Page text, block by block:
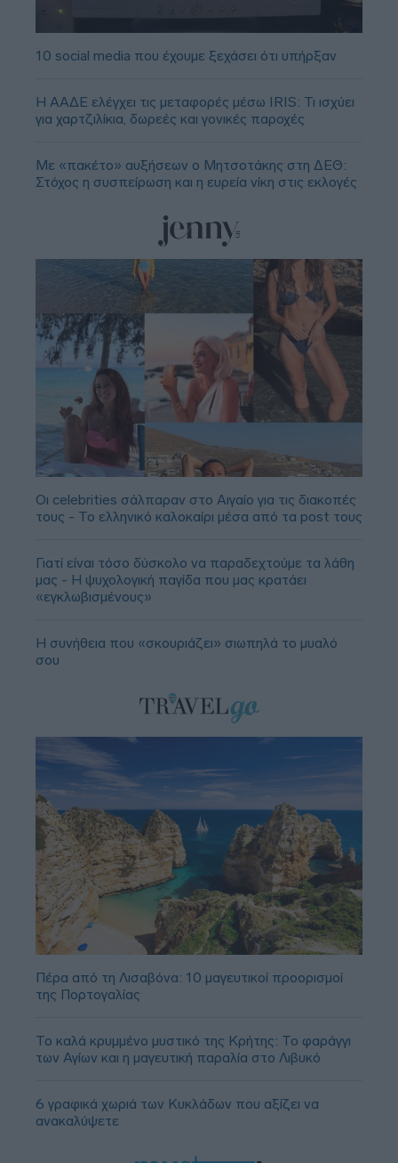
10 social media που έχουμε ξεχάσει ότι υπήρξαν
Η ΑΑΔΕ ελέγχει τις μεταφορές μέσω IRIS: Τι ισχύει
για χαρτζιλίκια, δωρεές και γονικές παροχές
Με «πακέτο» αυξήσεων ο Μητσοτάκης στη ΔΕΘ:
Στόχος η συσπείρωση και η ευρεία νίκη στις εκλογές
Οι celebrities σάλπαραν στο Αιγαίο για τις διακοπές
τους - Το ελληνικό καλοκαίρι μέσα από τα post τους
Γιατί είναι τόσο δύσκολο να παραδεχτούμε τα λάθη
μας - Η ψυχολογική παγίδα που μας κρατάει
«εγκλωβισμένους»
Η συνήθεια που «σκουριάζει» σιωπηλά το μυαλό
σου
Πέρα από τη Λισαβόνα: 10 μαγευτικοί προορισμοί
της Πορτογαλίας
Το καλά κρυμμένο μυστικό της Κρήτης: Το φαράγγι
των Αγίων και η μαγευτική παραλία στο Λιβυκό
6 γραφικά χωριά των Κυκλάδων που αξίζει να
ανακαλύψετε